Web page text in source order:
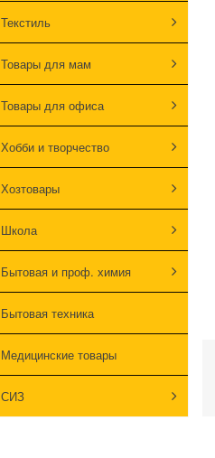
Текстиль
Товары для мам
Товары для офиса
Хобби и творчество
Хозтовары
Школа
Бытовая и проф. химия
Бытовая техника
Медицинские товары
СИЗ